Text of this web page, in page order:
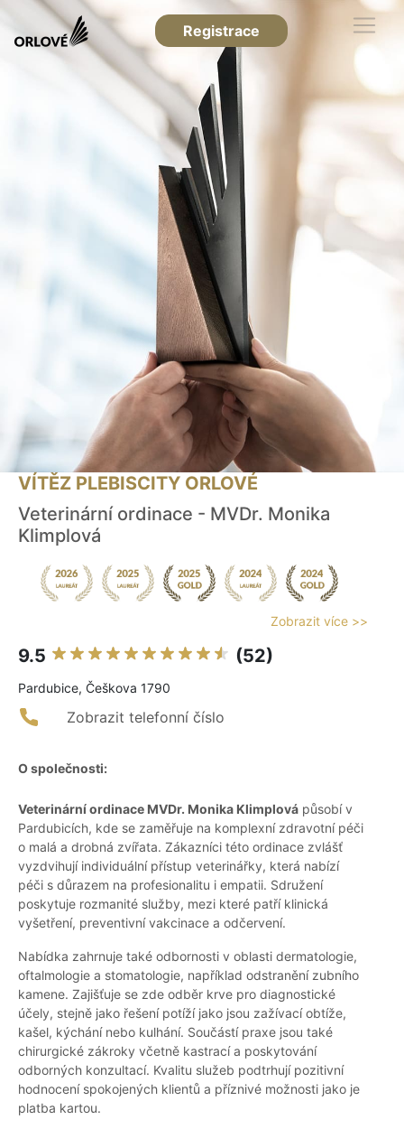
Registrace
VÍTĚZ PLEBISCITY ORLOVÉ
Veterinární ordinace - MVDr. Monika
Klimplová
Zobrazit více >>
9.5 (52)
Pardubice, Češkova 1790
Zobrazit telefonní číslo
O společnosti:
Veterinární ordinace MVDr. Monika Klimplová působí v
Pardubicích, kde se zaměřuje na komplexní zdravotní péči
o malá a drobná zvířata. Zákazníci této ordinace zvlášť
vyzdvihují individuální přístup veterinářky, která nabízí
péči s důrazem na profesionalitu i empatii. Sdružení
poskytuje rozmanité služby, mezi které patří klinická
vyšetření, preventivní vakcinace a odčervení.
Nabídka zahrnuje také odbornosti v oblasti dermatologie,
oftalmologie a stomatologie, například odstranění zubního
kamene. Zajišťuje se zde odběr krve pro diagnostické
účely, stejně jako řešení potíží jako jsou zažívací obtíže,
kašel, kýchání nebo kulhání. Součástí praxe jsou také
chirurgické zákroky včetně kastrací a poskytování
odborných konzultací. Kvalitu služeb podtrhují pozitivní
hodnocení spokojených klientů a příznivé možnosti jako je
platba kartou.